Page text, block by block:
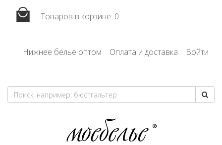
Товаров в корзине: 0
Нижнее бельё оптом Оплата и доставка Войти